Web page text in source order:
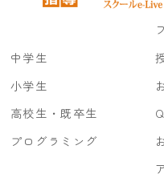
中学生
小学生
高校生・既卒生
プログラミング